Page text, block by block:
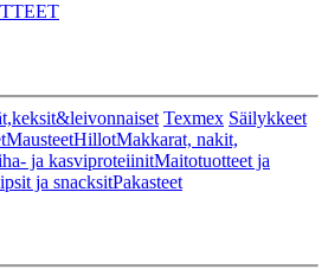
Texmex Säilykkeet
MausteetHillotMakkarat, nakit,
ja kasviproteiinitMaitotuotteet ja
ja snacksitPakasteet